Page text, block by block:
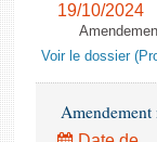
19/10/2024
Voir le dossier
Amendement